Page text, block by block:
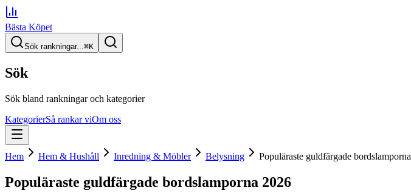
Bästa Köpet
Sök rankningar...⌘K
Sök
Sök bland rankningar och kategorier
KategorierSå rankar viOm oss
Hem Hem & Hushåll Inredning & Möbler Belysning Populäraste guldfärgade bordslamporna
Populäraste guldfärgade bordslamporna 2026